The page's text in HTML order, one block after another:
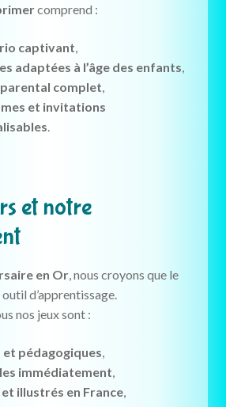
comprend :
captivant
adaptées à l’âge des enfants
complet
et invitations
et notre
en Or, nous croyons que le
d’apprentissage.
nos jeux sont :
et pédagogiques
immédiatement
et illustrés en France,